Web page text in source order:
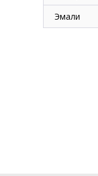
Эмали